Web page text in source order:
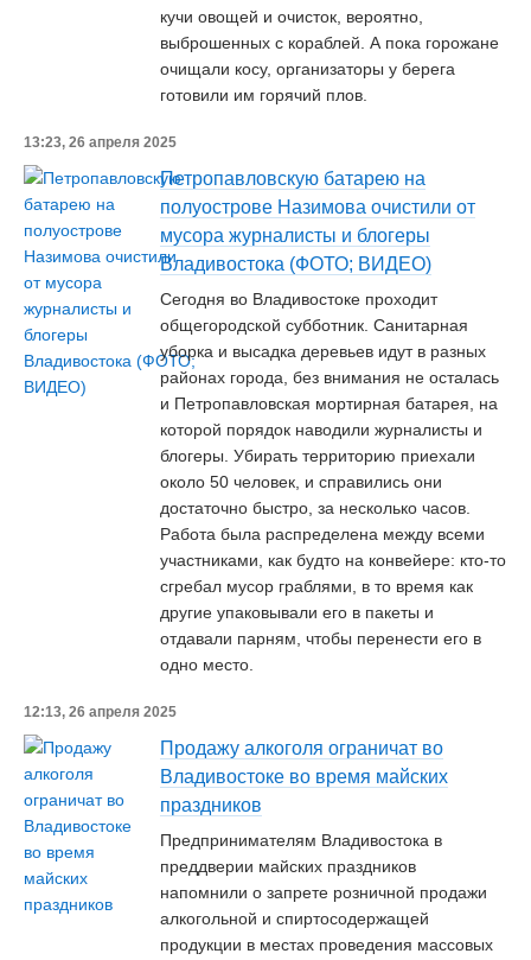
кучи овощей и очисток, вероятно,
выброшенных с кораблей. А пока горожане
очищали косу, организаторы у берега
готовили им горячий плов.
13:23, 26 апреля 2025
Петропавловскую батарею на
полуострове Назимова очистили от
мусора журналисты и блогеры
Владивостока (ФОТО; ВИДЕО)
Сегодня во Владивостоке проходит
общегородской субботник. Санитарная
уборка и высадка деревьев идут в разных
районах города, без внимания не осталась
и Петропавловская мортирная батарея, на
которой порядок наводили журналисты и
блогеры. Убирать территорию приехали
около 50 человек, и справились они
достаточно быстро, за несколько часов.
Работа была распределена между всеми
участниками, как будто на конвейере: кто-то
сгребал мусор граблями, в то время как
другие упаковывали его в пакеты и
отдавали парням, чтобы перенести его в
одно место.
12:13, 26 апреля 2025
Продажу алкоголя ограничат во
Владивостоке во время майских
праздников
Предпринимателям Владивостока в
преддверии майских праздников
напомнили о запрете розничной продажи
алкогольной и спиртосодержащей
продукции в местах проведения массовых